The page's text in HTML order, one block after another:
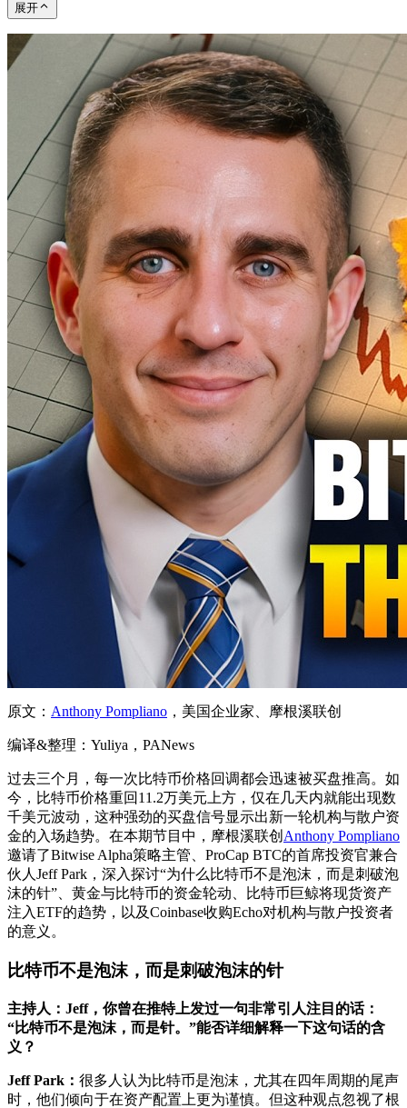
展开
原文： Anthony Pompliano ，美国企业家、摩根溪联创
编译&整理：Yuliya，PANews
过去三个月，每一次比特币价格回调都会迅速被买盘推高。如
今，比特币价格重回11.2万美元上方，仅在几天内就能出现数
千美元波动，这种强劲的买盘信号显示出新一轮机构与散户资
金的入场趋势。在本期节目中，摩根溪联创 Anthony Pompliano
邀请了Bitwise Alpha策略主管、ProCap BTC的首席投资官兼合
伙人Jeff Park，深入探讨“为什么比特币不是泡沫，而是刺破泡
沫的针”、黄金与比特币的资金轮动、比特币巨鲸将现货资产
注入ETF的趋势，以及Coinbase收购Echo对机构与散户投资者
的意义。
比特币不是泡沫，而是刺破泡沫的针
主持人：Jeff，你曾在推特上发过一句非常引人注目的话：
“比特币不是泡沫，而是针。”能否详细解释一下这句话的含
义？
Jeff Park： 很多人认为比特币是泡沫，尤其在四年周期的尾声
时，他们倾向于在资产配置上更为谨慎。但这种观点忽视了根